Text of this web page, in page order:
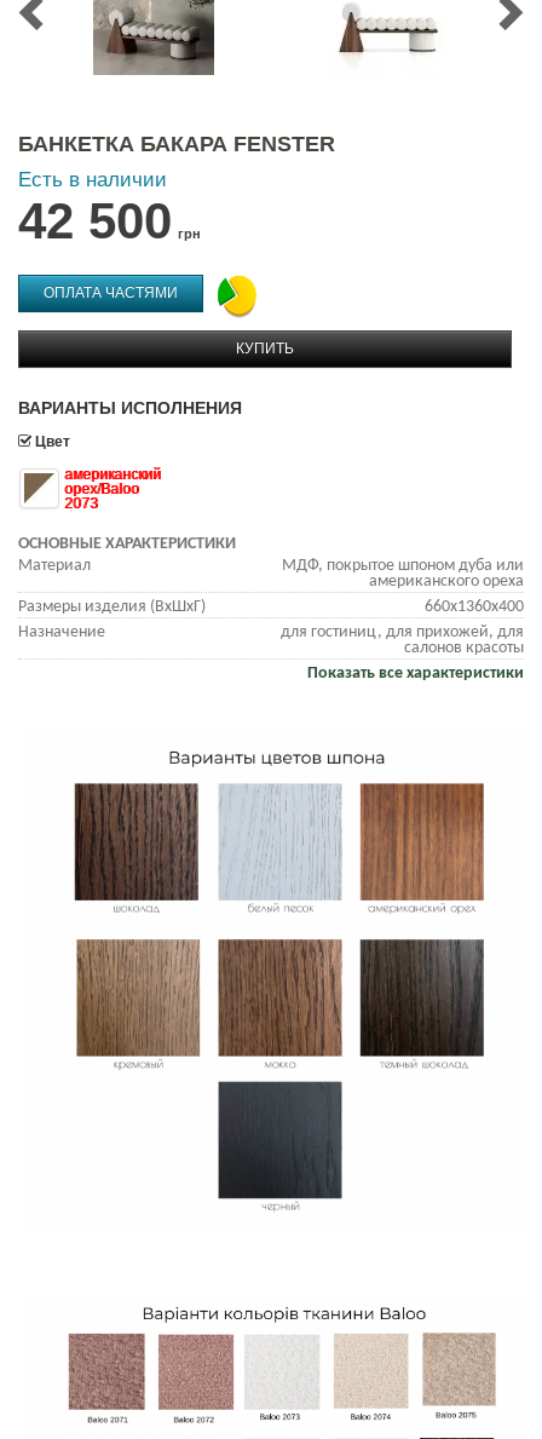
БАНКЕТКА БАКАРА FENSTER
Есть в наличии
42 500 грн
ОПЛАТА ЧАСТЯМИ
КУПИТЬ
ВАРИАНТЫ ИСПОЛНЕНИЯ
Цвет
американский
орех/Baloo
2073
ОСНОВНЫЕ ХАРАКТЕРИСТИКИ
Материал
МДФ, покрытое шпоном дуба или
американского ореха
Размеры изделия (ВхШхГ)
660х1360х400
Назначение
для гостиниц, для прихожей, для
салонов красоты
Показать все характеристики